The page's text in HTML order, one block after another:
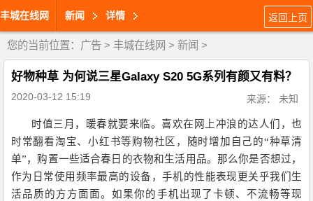
丰城在线网 新闻 详情 返回上页
您的当前位置： 广告 > 丰城在线网 > 新闻 >
好物种草 为何说三星Galaxy S20 5G系列有颜又有料？
2020-03-12 15:19 来源： 未知
时值三月，暖春就要来临。喜欢在网上冲浪的达人们，也
时常翻看淘宝、小红书等购物社区，随时增加自己的“种草清
单”，购置一些适合春日的衣物和生活用品。那么你是否想过，
作为日常使用频率最高的设备，手机的性能表现更关乎我们生
活品质的方方面面。如果你的手机出现了卡顿、不流畅等现